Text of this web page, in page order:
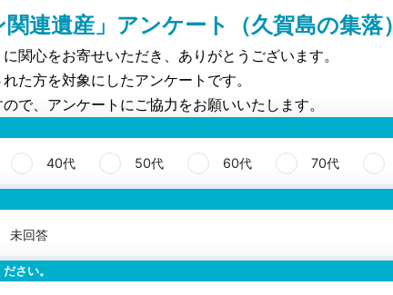
連遺産」アンケート（久賀島の集落）
関心をお寄せいただき、ありがとうございます。
た方を対象にしたアンケートです。
で、アンケートにご協力をお願いいたします。
40代 50代 60代 70代
未回答
さい。